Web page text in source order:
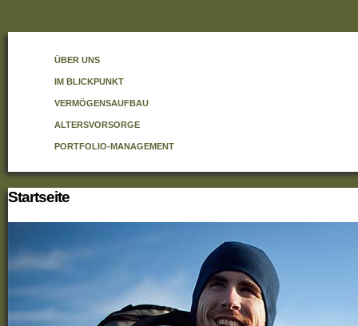
ÜBER UNS
IM BLICKPUNKT
VERMÖGENSAUFBAU
ALTERSVORSORGE
PORTFOLIO-MANAGEMENT
Startseite